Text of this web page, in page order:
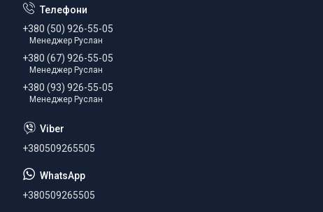
+380 (50) 926-55-05
Менеджер Руслан
+380 (67) 926-55-05
Менеджер Руслан
+380 (93) 926-55-05
Менеджер Руслан
+380509265505
+380509265505